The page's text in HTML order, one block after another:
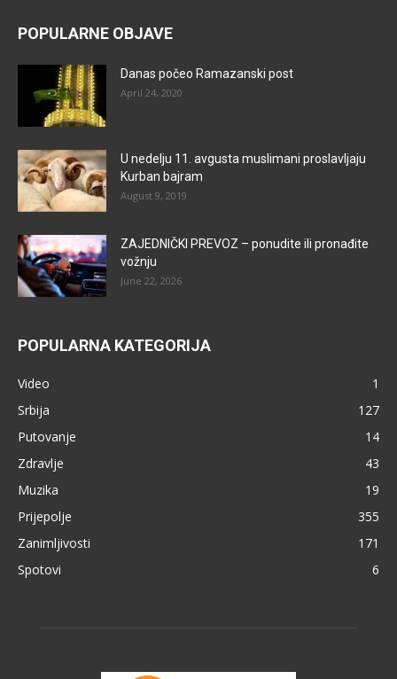
POPULARNE OBJAVE
Danas počeo Ramazanski post
April 24, 2020
U nedelju 11. avgusta muslimani proslavljaju
Kurban bajram
August 9, 2019
ZAJEDNIČKI PREVOZ – ponudite ili pronađite
vožnju
June 22, 2026
POPULARNA KATEGORIJA
Video
1
Srbija
127
Putovanje
14
Zdravlje
43
Muzika
19
Prijepolje
355
Zanimljivosti
171
Spotovi
6